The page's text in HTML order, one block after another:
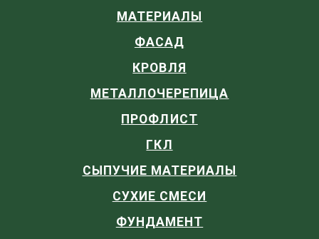
МАТЕРИАЛЫ
ФАСАД
КРОВЛЯ
МЕТАЛЛОЧЕРЕПИЦА
ПРОФЛИСТ
ГКЛ
СЫПУЧИЕ МАТЕРИАЛЫ
СУХИЕ СМЕСИ
ФУНДАМЕНТ